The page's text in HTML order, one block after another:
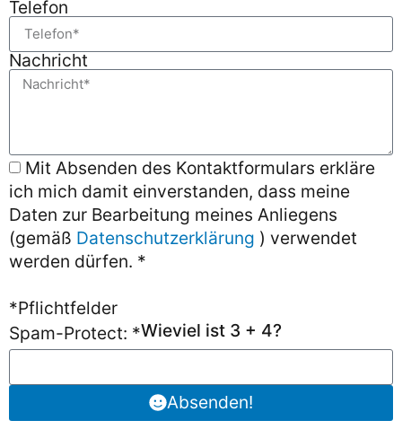
Telefon
Nachricht
Mit Absenden des Kontaktformulars erkläre
ich mich damit einverstanden, dass meine
Daten zur Bearbeitung meines Anliegens
(gemäß Datenschutzerklärung ) verwendet
werden dürfen. *
*Pflichtfelder
Spam-Protect: *Wieviel ist 3 + 4?
Absenden!